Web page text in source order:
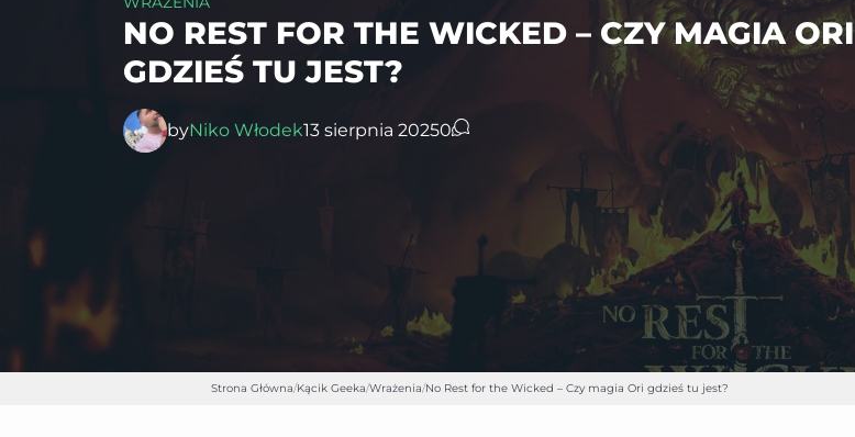
NO REST FOR THE WICKED – CZY MAGIA ORI
GDZIEŚ TU JEST?
byNiko Włodek13 sierpnia 20250
Strona Główna/Kącik Geeka/Wrażenia/No Rest for the Wicked – Czy magia Ori gdzieś tu jest?